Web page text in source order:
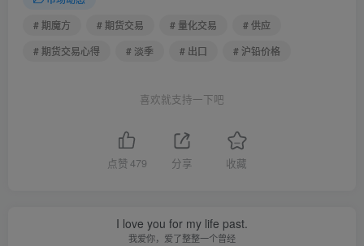
# 期魔方
# 期货交易 # 量化交易
# 供应
# 期货交易心得
# 淡季 # 出口 # 沪铅价格
喜欢就支持一下吧
点赞479 分享 收藏
I love you for my life past.
我爱你，爱了整整一个曾经